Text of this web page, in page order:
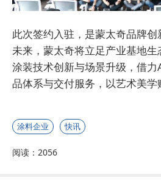
此次签约入驻，是蒙太奇品牌创
未来，蒙太奇将立足产业基地
涂装技术创新与场景升级，借
品体系与交付服务，以艺术美学
涂料企业 快讯
阅读：2056